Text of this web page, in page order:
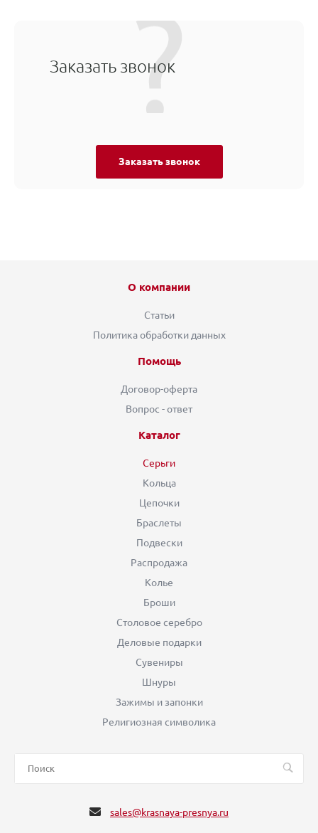
Заказать звонок
Заказать звонок
О компании
Статьи
Политика обработки данных
Помощь
Договор-оферта
Вопрос - ответ
Каталог
Серьги
Кольца
Цепочки
Браслеты
Подвески
Распродажа
Колье
Броши
Столовое серебро
Деловые подарки
Сувениры
Шнуры
Зажимы и запонки
Религиозная символика
sales@krasnaya-presnya.ru